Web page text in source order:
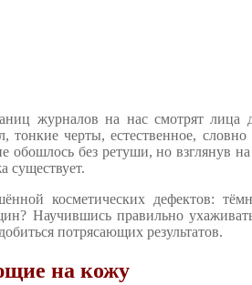
журналов на нас смотрят
тонкие черты, естественное,
обошлось без ретуши, но взглянув
существует.
косметических дефектов:
Научившись правильно
потрясающих результатов.
на кожу